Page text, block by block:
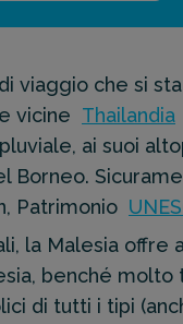
viaggio che si
vicine Thailandia
ai suoi
Borneo.
Patrimonio
la Malesia offre
benché
di tutti i tipi